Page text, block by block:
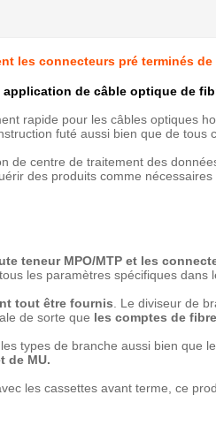
les connecteurs pré terminés de
de câble optique de
rapide pour les câbles optiques
futé aussi bien que de tous
de centre de traitement des
des produits comme
teneur MPO/MTP et les
tous les paramètres spécifiques dans
tout être fournis . Le diviseur de
de sorte que les comptes de
types de branche aussi bien que
de MU.
les cassettes avant terme, ce